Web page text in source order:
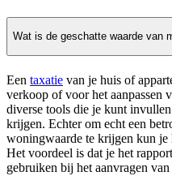
Wat is de geschatte waarde van
Een taxatie van je huis of
verkoop of voor het aanpassen
diverse tools die je kunt
krijgen. Echter om echt een
woningwaarde te krijgen kun je
Het voordeel is dat je het
gebruiken bij het aanvragen